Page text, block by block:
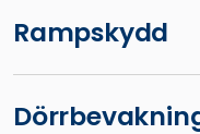
Rampskydd